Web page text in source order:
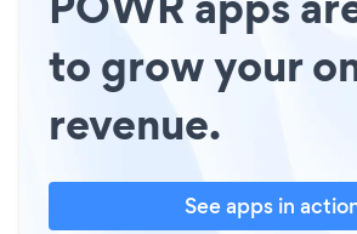
to grow your
revenue.
See apps in